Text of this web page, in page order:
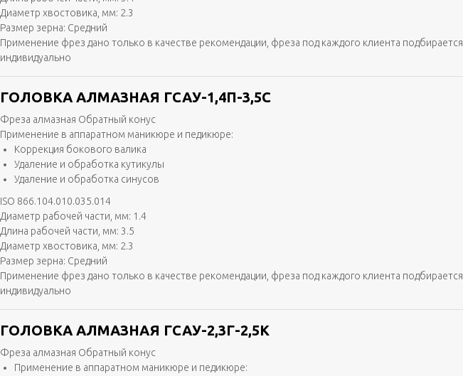
Диаметр хвостовика, мм: 2.3
Размер зерна: Средний
Применение фрез дано только в качестве рекомендации, фреза под каждого клиента подбирается
индивидуально
ГОЛОВКА АЛМАЗНАЯ ГСАУ-1,4П-3,5С
Фреза алмазная Обратный конус
Применение в аппаратном маникюре и педикюре:
Коррекция бокового валика
Удаление и обработка кутикулы
Удаление и обработка синусов
ISO 866.104.010.035.014
Диаметр рабочей части, мм: 1.4
Длина рабочей части, мм: 3.5
Диаметр хвостовика, мм: 2.3
Размер зерна: Средний
Применение фрез дано только в качестве рекомендации, фреза под каждого клиента подбирается
индивидуально
ГОЛОВКА АЛМАЗНАЯ ГСАУ-2,3Г-2,5К
Фреза алмазная Обратный конус
Применение в аппаратном маникюре и педикюре: